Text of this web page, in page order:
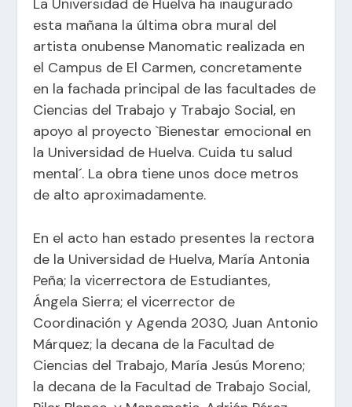
esta mañana la última obra mural del
artista onubense Manomatic realizada en
el Campus de El Carmen, concretamente
en la fachada principal de las facultades de
Ciencias del Trabajo y Trabajo Social, en
apoyo al proyecto `Bienestar emocional en
la Universidad de Huelva. Cuida tu salud
mental´. La obra tiene unos doce metros
de alto aproximadamente.
En el acto han estado presentes la rectora
de la Universidad de Huelva, María Antonia
Peña; la vicerrectora de Estudiantes,
Ángela Sierra; el vicerrector de
Coordinación y Agenda 2030, Juan Antonio
Márquez; la decana de la Facultad de
Ciencias del Trabajo, María Jesús Moreno;
la decana de la Facultad de Trabajo Social,